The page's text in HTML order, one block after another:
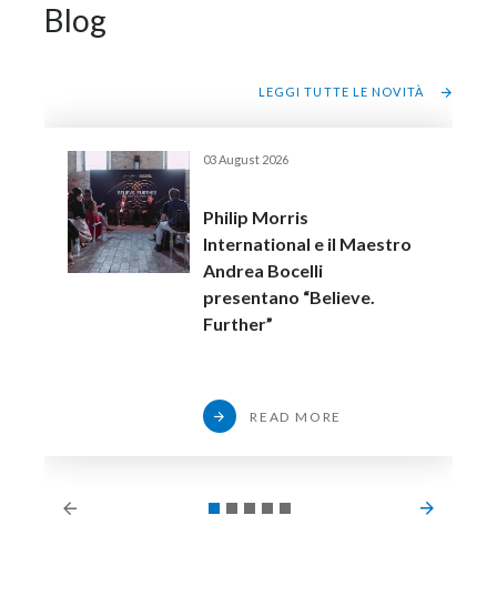
Blog
LEGGI TUTTE LE NOVITÀ
03 August 2026
Philip Morris
International e il Maestro
Andrea Bocelli
presentano “Believe.
Further”
READ MORE